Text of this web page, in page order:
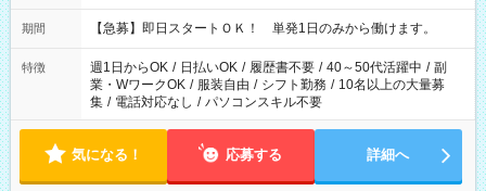
・13：00～22：00 ・22：00～翌6：00 など
期間 【急募】即日スタートＯＫ！ 単発1日のみから働けます。
特徴 週1日からOK / 日払いOK / 履歴書不要 / 40～50代活躍中 / 副
業・WワークOK / 服装自由 / シフト勤務 / 10名以上の大量募
集 / 電話対応なし / パソコンスキル不要
気になる！ 応募する 詳細へ